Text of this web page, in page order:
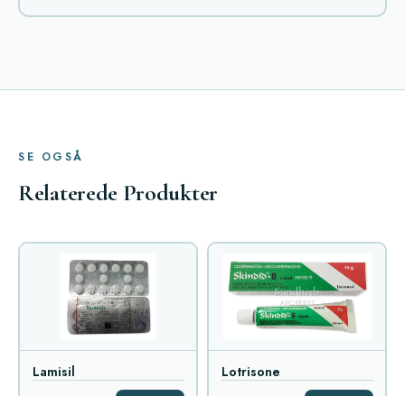
SE OGSÅ
Relaterede Produkter
Lamisil Lotrisone